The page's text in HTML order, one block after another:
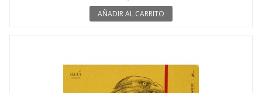
AÑADIR AL CARRITO